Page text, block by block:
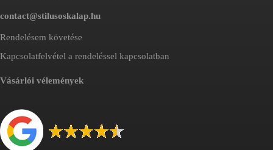
contact@stilusoskalap.hu
Rendelésem követése
Kapcsolatfelvétel a rendeléssel kapcsolatban
Vásárlói vélemények